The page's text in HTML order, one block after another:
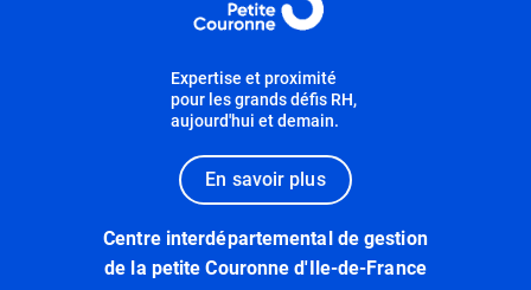
Expertise et proximité
pour les grands défis RH,
aujourd'hui et demain.
En savoir plus
Centre interdépartemental de gestion
de la petite Couronne d'Ile-de-France